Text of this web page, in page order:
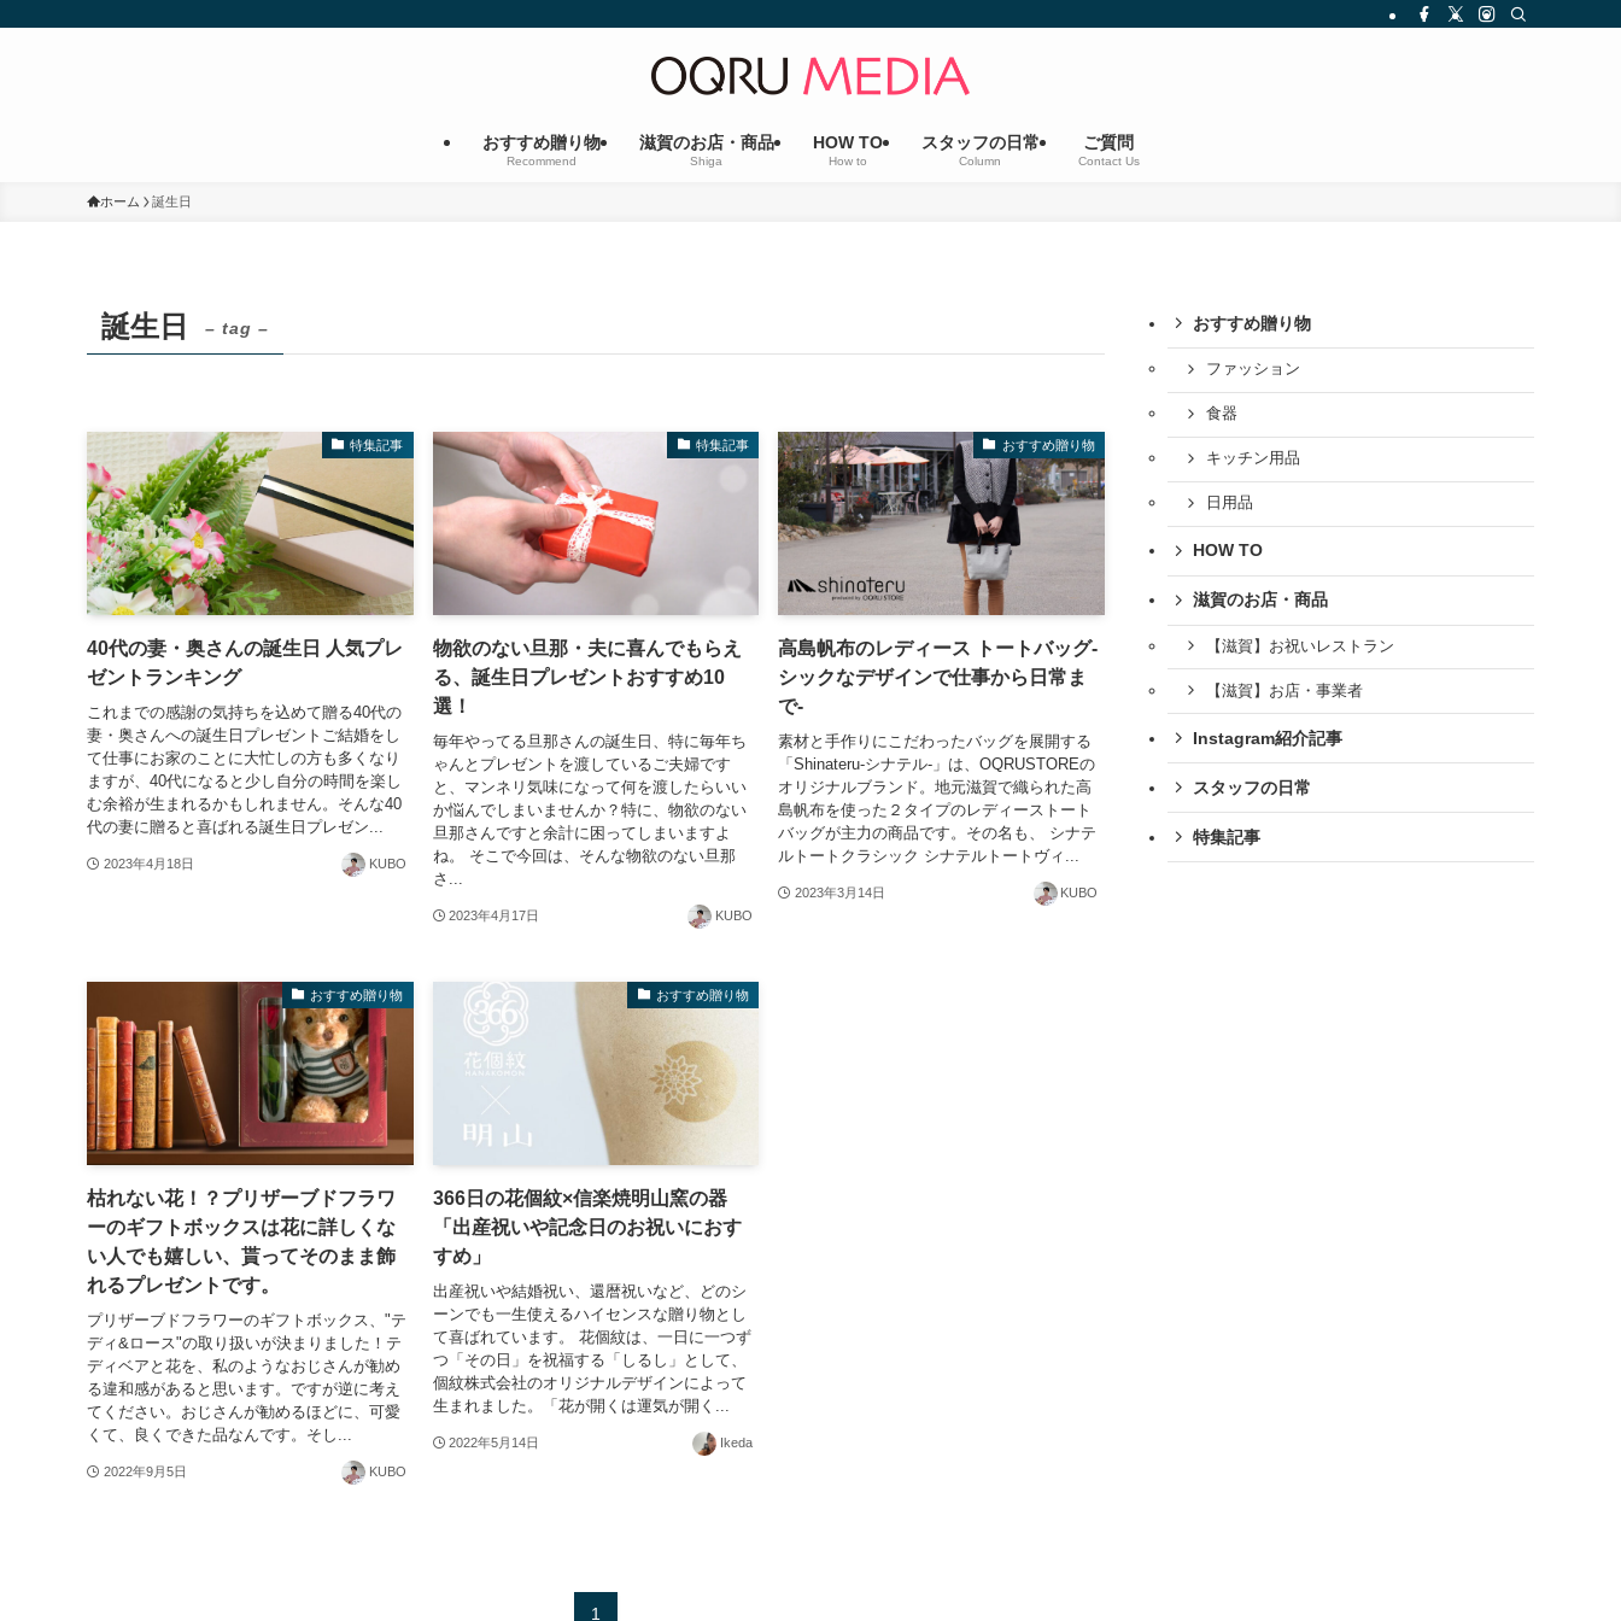
おすすめ贈り物
Recommend
滋賀のお店・商品
Shiga
HOW TO
How to
スタッフの日常
Column
ご質問
Contact Us
ホーム 誕生日
誕生日 – tag –
特集記事
40代の妻・奥さんの誕生日 人気プレ
ゼントランキング
これまでの感謝の気持ちを込めて贈る40代の
妻・奥さんへの誕生日プレゼントご結婚をし
て仕事にお家のことに大忙しの方も多くなり
ますが、40代になると少し自分の時間を楽し
む余裕が生まれるかもしれません。そんな40
代の妻に贈ると喜ばれる誕生日プレゼン...
2023年4月18日 KUBO
特集記事
物欲のない旦那・夫に喜んでもらえ
る、誕生日プレゼントおすすめ10
選！
毎年やってる旦那さんの誕生日、特に毎年ち
ゃんとプレゼントを渡しているご夫婦です
と、マンネリ気味になって何を渡したらいい
か悩んでしまいませんか？特に、物欲のない
旦那さんですと余計に困ってしまいますよ
ね。 そこで今回は、そんな物欲のない旦那
さ...
2023年4月17日 KUBO
おすすめ贈り物
高島帆布のレディース トートバッグ-
シックなデザインで仕事から日常ま
で-
素材と手作りにこだわったバッグを展開する
「Shinateru-シナテル-」は、OQRUSTOREの
オリジナルブランド。地元滋賀で織られた高
島帆布を使った２タイプのレディーストート
バッグが主力の商品です。その名も、 シナテ
ルトートクラシック シナテルトートヴィ...
2023年3月14日 KUBO
おすすめ贈り物
枯れない花！？プリザーブドフラワ
ーのギフトボックスは花に詳しくな
い人でも嬉しい、貰ってそのまま飾
れるプレゼントです。
プリザーブドフラワーのギフトボックス、"テ
ディ&ロース"の取り扱いが決まりました！テ
ディベアと花を、私のようなおじさんが勧め
る違和感があると思います。ですが逆に考え
てください。おじさんが勧めるほどに、可愛
くて、良くできた品なんです。そし...
2022年9月5日 KUBO
おすすめ贈り物
366日の花個紋×信楽焼明山窯の器
「出産祝いや記念日のお祝いにおす
すめ」
出産祝いや結婚祝い、還暦祝いなど、どのシ
ーンでも一生使えるハイセンスな贈り物とし
て喜ばれています。 花個紋は、一日に一つず
つ「その日」を祝福する「しるし」として、
個紋株式会社のオリジナルデザインによって
生まれました。「花が開くは運気が開く...
2022年5月14日 Ikeda
1
おすすめ贈り物
ファッション
食器
キッチン用品
日用品
HOW TO
滋賀のお店・商品
【滋賀】お祝いレストラン
【滋賀】お店・事業者
Instagram紹介記事
スタッフの日常
特集記事